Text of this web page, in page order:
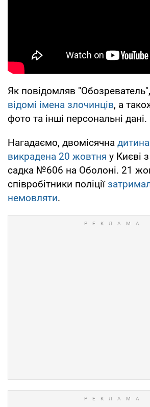
Як повідомляв "Обозреватель",
відомі імена злочинців, а
фото та інші персональні дані.
Нагадаємо, двомісячна
викрадена 20 жовтня у Києві
садка №606 на Оболоні. 21
співробітники поліції
немовляти.